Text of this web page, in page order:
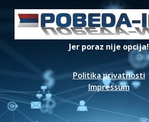
Jer poraz nije opcija!
Politika privatnosti
Impressum